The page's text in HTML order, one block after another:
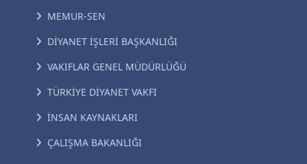
MEMUR-SEN
DİYANET İŞLERİ BAŞKANLIĞI
VAKIFLAR GENEL MÜDÜRLÜĞÜ
TÜRKİYE DİYANET VAKFI
İNSAN KAYNAKLARI
ÇALIŞMA BAKANLIĞI